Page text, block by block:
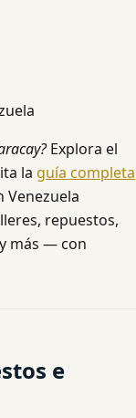
Explora el
la guía completa
Venezuela
repuestos,
más — con
e